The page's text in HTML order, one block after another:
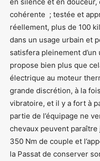
cohérente ; testée et
réellement, plus de 100
dans un usage urbain et
satisfera pleinement
propose bien plus que
électrique au moteur
grande discrétion, à la
vibratoire, et il y a fort à
partie de l’équipage ne
chevaux peuvent
350 Nm de couple et
la Passat de conserver